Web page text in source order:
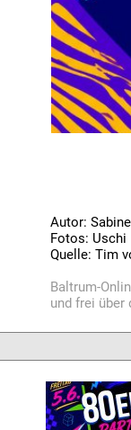
Autor:
Fotos: Uschi
Quelle: Tim
Baltrum-
und frei über